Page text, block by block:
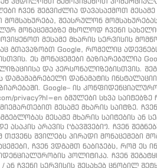
ჩვენ შეგვიძლია დავასაქმოთ
შეასრულონ
მონაცემებზე მხოლოდ ჩვენი
მესამე მხარის სერვისის
გთავაზობთ Google, რომელიც
ეს მონაცემები გაზიარებულია
და პერსონალიზებისთვის.
დანამატის
Google– ის
ბმულები სხვა საიტებზე
მესამე მხარის საიტზე.
მესამე მხარის საიტების ან
არავის ("ბავშვები"). ჩვენ
შვილებს პირადი მონაცემები
ჩვენ ვდგამთ ნაბიჯებს, რომ
პოლიტიკა. ჩვენ
ჩვენი სერვისის შესახებ ცნობილ